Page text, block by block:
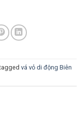
vá vỏ di động Biên